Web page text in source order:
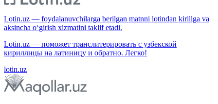
Lotin.uz — foydalanuvchilarga berilgan matnni lotindan kirillga va
aksincha o‘girish xizmatini taklif etadi.
Lotin.uz — поможет транслитерировать с узбекской
кириллицы на латиницу и обратно. Легко!
lotin.uz